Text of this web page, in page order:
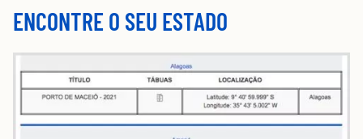
ENCONTRE O SEU ESTADO